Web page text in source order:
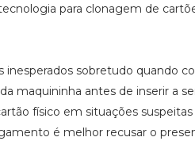
para clonagem de
sobretudo quando
maquininha antes de inserir a
físico em situações
é melhor recusar o